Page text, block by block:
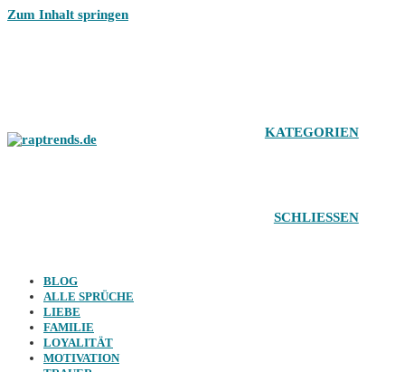
Zum Inhalt springen
KATEGORIEN
SCHLIESSEN
BLOG
ALLE SPRÜCHE
LIEBE
FAMILIE
LOYALITÄT
MOTIVATION